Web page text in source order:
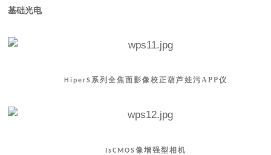
基础光电
HiperS系列全焦面影像校正葫芦娃污APP仪
IsCMOS像增强型相机